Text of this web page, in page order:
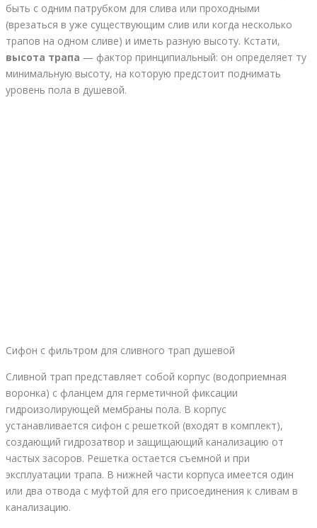
быть с одним патрубком для слива или проходными
(врезаться в уже существующим слив или когда несколько
трапов на одном сливе) и иметь разную высоту. Кстати,
высота трапа — фактор принципиальный: он определяет ту
минимальную высоту, на которую предстоит поднимать
уровень пола в душевой.
Сифон с фильтром для сливного трап душевой
Сливной трап представляет собой корпус (водоприемная
воронка) с фланцем для герметичной фиксации
гидроизолирующей мембраны пола. В корпус
устанавливается сифон с решеткой (входят в комплект),
создающий гидрозатвор и защищающий канализацию от
частых засоров. Решетка остается съемной и при
эксплуатации трапа. В нижней части корпуса имеется один
или два отвода с муфтой для его присоединения к сливам в
канализацию.